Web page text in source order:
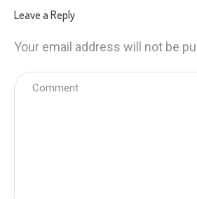
Leave a Reply
Your email address will not be